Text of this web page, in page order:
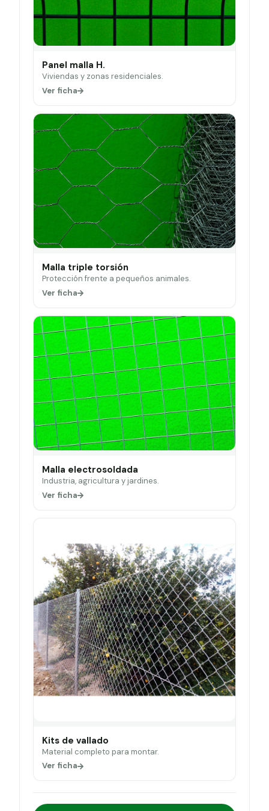
Panel malla H.
Viviendas y zonas residenciales.
Ver ficha
Malla triple torsión
Protección frente a pequeños animales.
Ver ficha
Malla electrosoldada
Industria, agricultura y jardines.
Ver ficha
Kits de vallado
Material completo para montar.
Ver ficha